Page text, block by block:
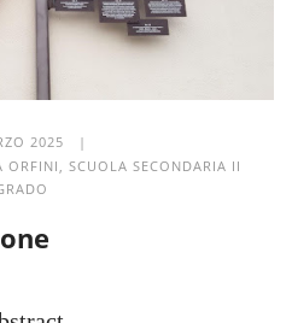
2025 |
ORFINI , SCUOLA SECONDARIA II